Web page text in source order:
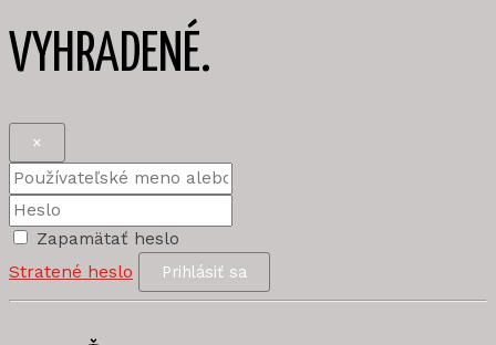
VYHRADENÉ.
×
Zapamätať heslo
Stratené heslo
Prihlásiť sa